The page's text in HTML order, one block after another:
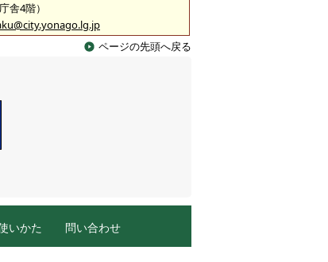
舎4階）
ページの先頭へ戻る
いかた 問い合わせ